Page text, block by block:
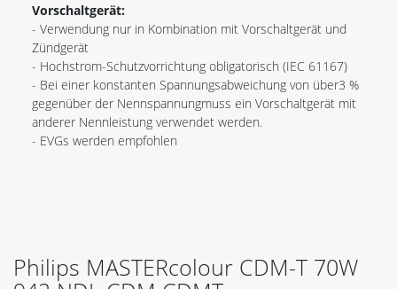
Vorschaltgerät:
- Verwendung nur in Kombination mit Vorschaltgerät und
Zündgerät
- Hochstrom-Schutzvorrichtung obligatorisch (IEC 61167)
- Bei einer konstanten Spannungsabweichung von über3 %
gegenüber der Nennspannungmuss ein Vorschaltgerät mit
anderer Nennleistung verwendet werden.
- EVGs werden empfohlen
Philips MASTERcolour CDM-T 70W